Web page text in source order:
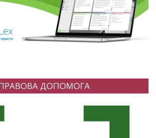
ДОПОМОГА